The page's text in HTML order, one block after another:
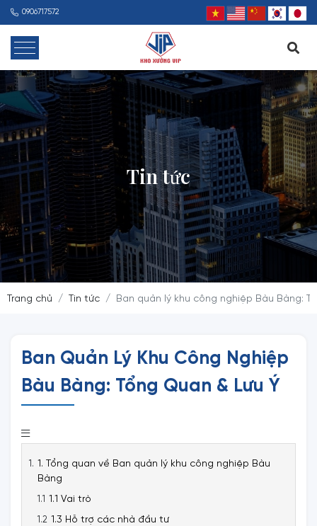
0906717572
Tin tức
Trang chủ Tin tức Ban quản lý khu công nghiệp Bàu Bàng:
Ban Quản Lý Khu Công Nghiệp
Bàu Bàng: Tổng Quan & Lưu Ý
1. Tổng quan về Ban quản lý khu công nghiệp Bàu
Bàng
1.1 Vai trò
1.3 Hỗ trợ các nhà đầu tư